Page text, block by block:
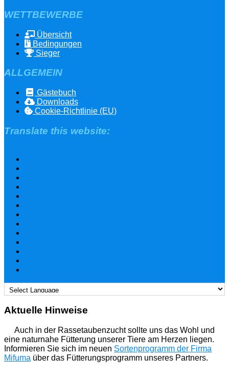
WETTBEWERBE
Übersicht
Bedingungen
Sieger
ALLGEMEIN
Gästebuch
Downloads
Cookie-Richtlinie (EU)
Translate this website:
Aktuelle Hinweise
Auch in der Rassetaubenzucht sollte uns das Wohl und
eine naturnahe Fütterung unserer Tiere am Herzen liegen.
Informieren Sie sich im neuen Sortenprogramm der Firma
Mifuma über das Fütterungsprogramm unseres Partners.